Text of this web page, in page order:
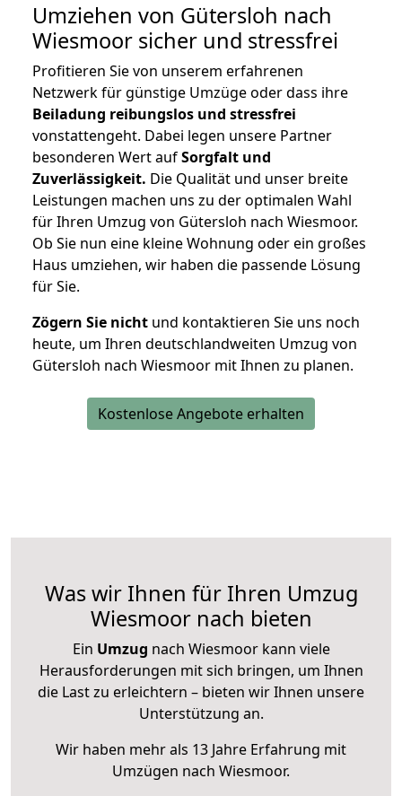
Umziehen von Gütersloh nach
Wiesmoor sicher und stressfrei
Profitieren Sie von unserem erfahrenen
Netzwerk für günstige Umzüge oder dass ihre
Beiladung reibungslos und stressfrei
vonstattengeht. Dabei legen unsere Partner
besonderen Wert aufSorgfalt und
Zuverlässigkeit. Die Qualität und unser breite
Leistungen machen uns zu der optimalen Wahl
für Ihren Umzug von Gütersloh nach Wiesmoor.
Ob Sie nun eine kleine Wohnung oder ein großes
Haus umziehen, wir haben die passende Lösung
für Sie.
Zögern Sie nicht und kontaktieren Sie uns noch
heute, um Ihren deutschlandweiten Umzug von
Gütersloh nach Wiesmoor mit Ihnen zu planen.
Kostenlose Angebote erhalten
Was wir Ihnen für Ihren Umzug
Wiesmoor nach bieten
Ein Umzug nach Wiesmoor kann viele
Herausforderungen mit sich bringen, um Ihnen
die Last zu erleichtern – bieten wir Ihnen unsere
Unterstützung an.
Wir haben mehr als 13 Jahre Erfahrung mit
Umzügen nach Wiesmoor.